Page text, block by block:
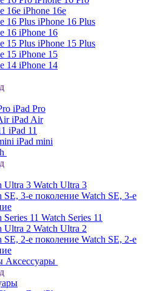
iPhone 16e
iPhone 16 Plus
iPhone 16
iPhone 15 Plus
iPhone 15
iPhone 14
iPad Pro
iPad Air
iPad 11
iPad mini
Watch Ultra 3
Watch SE, 3-е
Watch Series 11
Watch Ultra 2
Watch SE, 2-е
Аксессуары